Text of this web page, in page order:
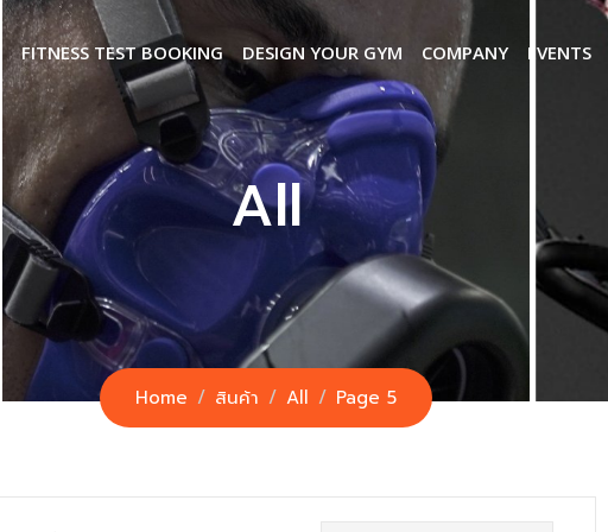
FITNESS TEST BOOKING DESIGN YOUR GYM COMPANY EVENTS
All
Home สินค้า All Page 5